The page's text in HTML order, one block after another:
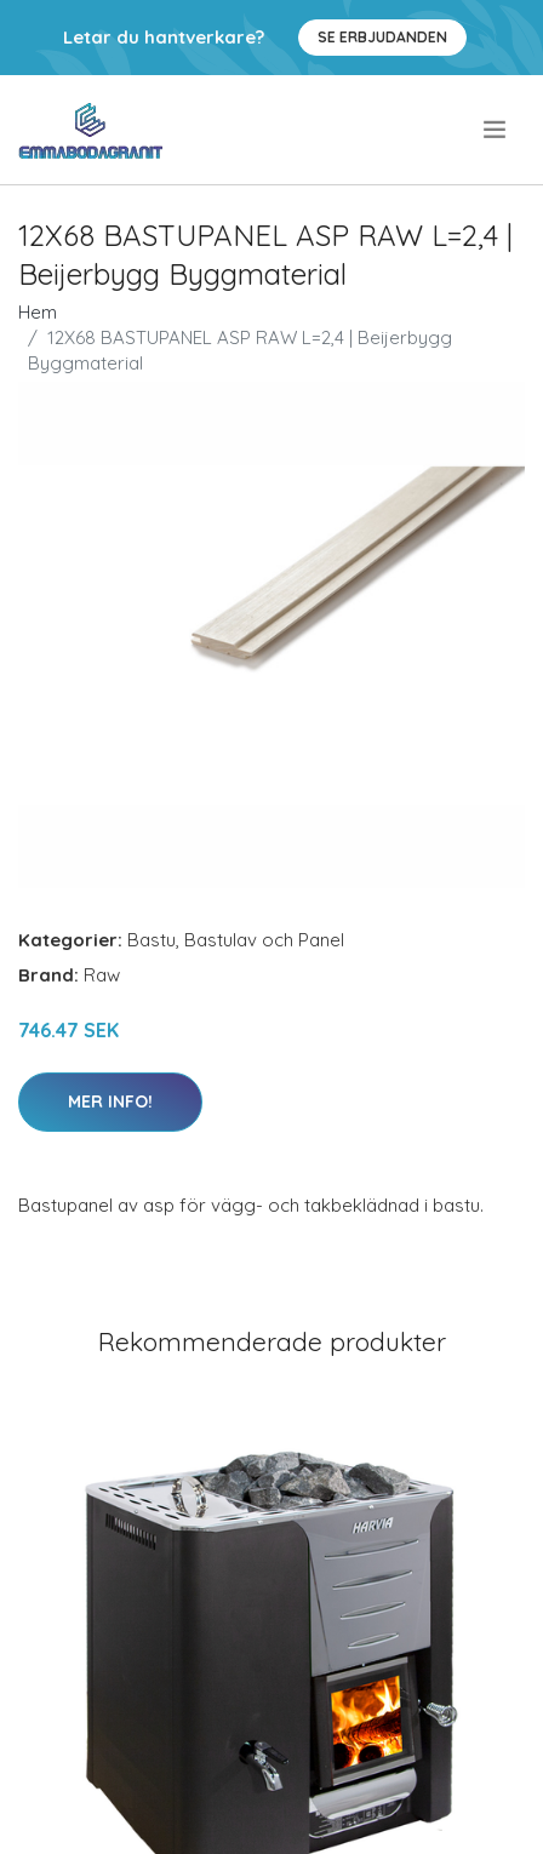
Letar du hantverkare? SE ERBJUDANDEN
12X68 BASTUPANEL ASP RAW L=2,4 |
Beijerbygg Byggmaterial
Hem
12X68 BASTUPANEL ASP RAW L=2,4 | Beijerbygg
Byggmaterial
Kategorier: Bastu, Bastulav och Panel
Brand: Raw
746.47 SEK
MER INFO!
Bastupanel av asp för vägg- och takbeklädnad i bastu.
Rekommenderade produkter